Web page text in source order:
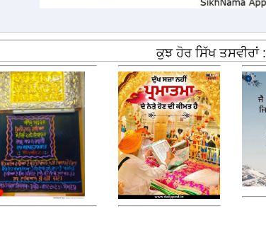
ਕੁਝ ਹੋਰ ਸਿੱਖ ਤਸਵੀਰਾਂ :